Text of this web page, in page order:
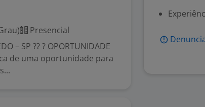
Presencial
– SP ?? ? OPORTUNIDADE
de uma oportunidade para